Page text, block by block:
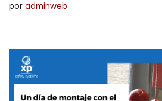
por adminweb